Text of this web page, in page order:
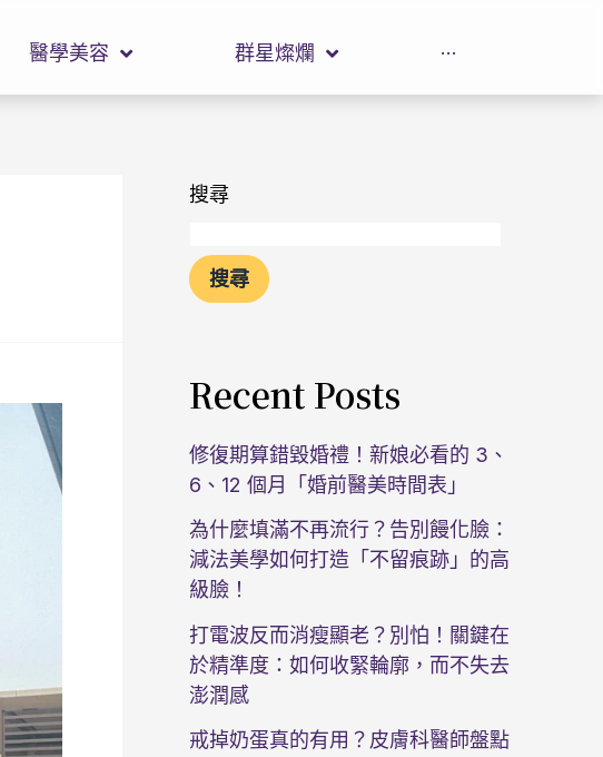
醫學美容 群星燦爛 ···
搜尋
搜尋
Recent Posts
修復期算錯毀婚禮！新娘必看的 3、
6、12 個月「婚前醫美時間表」
為什麼填滿不再流行？告別饅化臉：
減法美學如何打造「不留痕跡」的高
級臉！
打電波反而消瘦顯老？別怕！關鍵在
於精準度：如何收緊輪廓，而不失去
澎潤感
戒掉奶蛋真的有用？皮膚科醫師盤點